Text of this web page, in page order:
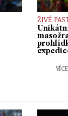
ŽIVÉ